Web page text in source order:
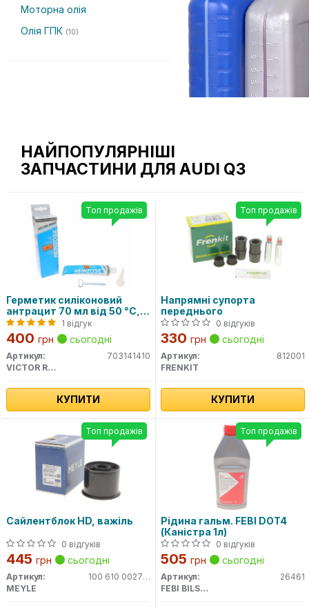
Моторна олія
Олія ГПК (10)
НАЙПОПУЛЯРНІШІ
ЗАПЧАСТИНИ ДЛЯ AUDI Q3
Герметик силіконовий
антрацит 70 мл від 50 °C,
до 320 °C 1 відгук
400 грн сьогодні
Артикул:
703141410
VICTOR REINZ
КУПИТИ
Топ продажів
Напрямні супорта
переднього
0 відгуків
330 грн сьогодні
Артикул:
812001
FRENKIT
КУПИТИ
Топ продажів
Сайлентблок HD, важіль
0 відгуків
445 грн сьогодні
Артикул:
100 610 0027HD
MEYLE
Топ продажів
Рідина гальм. FEBI DOT4
(Каністра 1л)
0 відгуків
505 грн сьогодні
Артикул:
26461
FEBI BILSTEIN
Топ продажів